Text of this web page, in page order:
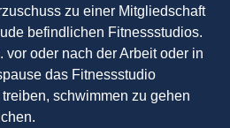
zu einer Mitgliedschaft
befindlichen Fitnessstudios.
vor oder nach der Arbeit oder in
das Fitnessstudio
schwimmen zu gehen